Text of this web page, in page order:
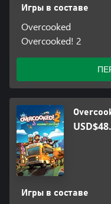
Игры в составе
Overcooked
Overcooked! 2
Игры в составе